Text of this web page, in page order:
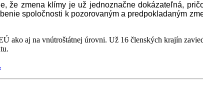
že zmena klímy je už jednoznačne dokázateľná,
spoločnosti k pozorovaným a predpokladaným
ako aj na vnútroštátnej úrovni. Už 16 členských krajín